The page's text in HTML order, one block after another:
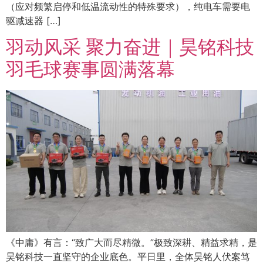
（应对频繁启停和低温流动性的特殊要求），纯电车需要电
驱减速器 […]
羽动风采 聚力奋进｜昊铭科技
羽毛球赛事圆满落幕
《中庸》有言：“致广大而尽精微。”极致深耕、精益求精，是
昊铭科技一直坚守的企业底色。平日里，全体昊铭人伏案笃